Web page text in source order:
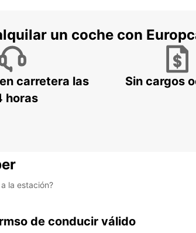
un coche con
carretera las
horas
Sin cargos
la estación?
de conducir válido